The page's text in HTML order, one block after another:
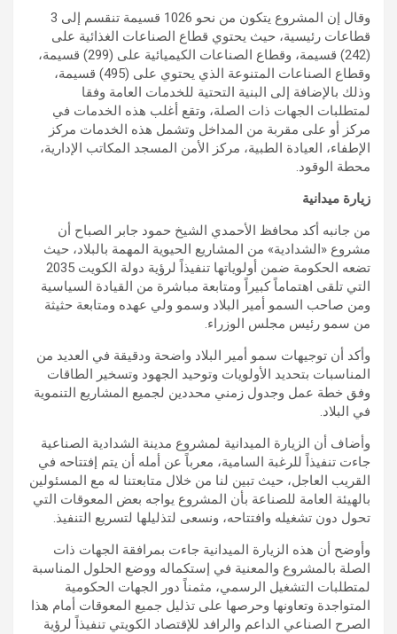
وقال إن المشروع يتكون من نحو 1026 قسيمة تنقسم إلى 3
قطاعات رئيسية، حيث يحتوي قطاع الصناعات الغذائية على
(242) قسيمة، وقطاع الصناعات الكيميائية على (299) قسيمة،
وقطاع الصناعات المتنوعة الذي يحتوي على (495) قسيمة،
وذلك بالإضافة إلى البنية التحتية للخدمات العامة وفقا
لمتطلبات الجهات ذات الصلة، وتقع أغلب هذه الخدمات في
مركز أو على مقربة من المداخل وتشمل هذه الخدمات مركز
الإطفاء، العيادة الطبية، مركز الأمن المسجد المكاتب الإدارية،
محطة الوقود.
زيارة ميدانية
من جانبه أكد محافظ الأحمدي الشيخ حمود جابر الصباح أن
مشروع «الشدادية» من المشاريع الحيوية المهمة بالبلاد، حيث
تضعه الحكومة ضمن أولوياتها تنفيذاً لرؤية دولة الكويت 2035
التي تلقى اهتماماً كبيراً ومتابعة مباشرة من القيادة السياسية
ومن صاحب السمو أمير البلاد وسمو ولي عهده ومتابعة حثيثة
من سمو رئيس مجلس الوزراء.
وأكد أن توجيهات سمو أمير البلاد واضحة ودقيقة في العديد من
المناسبات بتحديد الأولويات وتوحيد الجهود وتسخير الطاقات
وفق خطة عمل وجدول زمني محددين لجميع المشاريع التنموية
في البلاد.
وأضاف أن الزيارة الميدانية لمشروع مدينة الشدادية الصناعية
جاءت تنفيذاً للرغبة السامية، معرباً عن أمله أن يتم إفتتاحه في
القريب العاجل، حيث تبين لنا من خلال متابعتنا له مع المسئولين
بالهيئة العامة للصناعة بأن المشروع يواجه بعض المعوقات التي
تحول دون تشغيله وافتتاحه، ونسعى لتذليلها لتسريع التنفيذ.
وأوضح أن هذه الزيارة الميدانية جاءت بمرافقة الجهات ذات
الصلة بالمشروع والمعنية في إستكماله ووضع الحلول المناسبة
لمتطلبات التشغيل الرسمي، مثمناً دور الجهات الحكومية
المتواجدة وتعاونها وحرصها على تذليل جميع المعوقات أمام هذا
الصرح الصناعي الداعم والرافد للإقتصاد الكويتي تنفيذاً لرؤية